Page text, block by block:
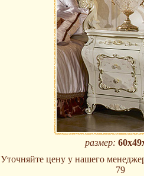
размер:
Уточняйте цену у нашего
79